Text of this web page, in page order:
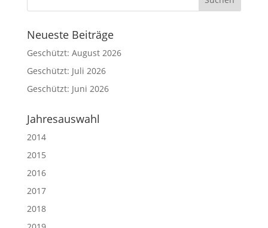
Neueste Beiträge
Geschützt: August 2026
Geschützt: Juli 2026
Geschützt: Juni 2026
Jahresauswahl
2014
2015
2016
2017
2018